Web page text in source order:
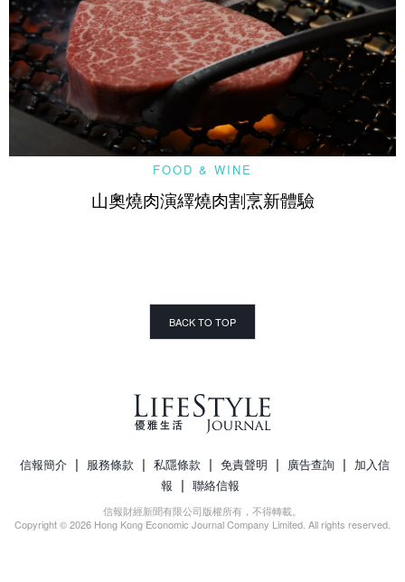
FOOD & WINE
山奧燒肉演繹燒肉割烹新體驗
BACK TO TOP
信報簡介 | 服務條款 | 私隱條款 | 免責聲明 | 廣告查詢 | 加入信
報 | 聯絡信報
信報財經新聞有限公司版權所有，不得轉載。
Copyright © 2026 Hong Kong Economic Journal Company Limited. All rights reserved.